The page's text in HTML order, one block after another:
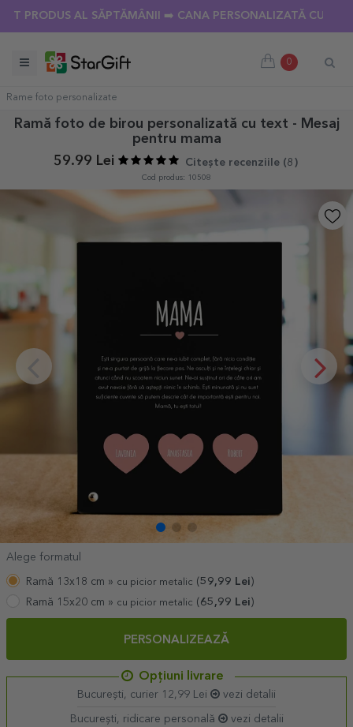
AL SĂPTĂMÂNII ➡️ CANA PERSONALIZATĂ CU 18 POZE
0
Rame foto personalizate
Ramă foto de birou personalizată cu text - Mesaj
pentru mama
59.99 Lei
Citește recenziile (8 )
Cod produs: 10508
Alege formatul
Ramă 13x18 cm » cu picior metalic (59,99 Lei )
Ramă 15x20 cm » cu picior metalic (65,99 Lei)
PERSONALIZEAZĂ
Opțiuni livrare
București, curier 12,99 Lei vezi detalii
București, ridicare personală vezi detalii